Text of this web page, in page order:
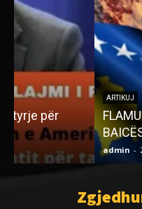
ARTIKUJ
FLAMURI KUQEZI NË
BAICËS NË DRENICË
admin 27 Nëntor 2025 0